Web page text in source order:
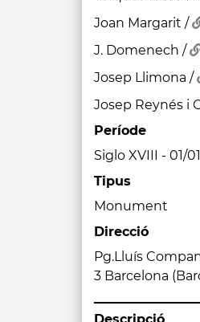
Joan Margarit /
J. Domenech /
Josep Llimona /
Josep Reynés i
Període
Siglo XVIII - 01/
Tipus
Monument
Direcció
Pg.Lluís
3 Barcelona